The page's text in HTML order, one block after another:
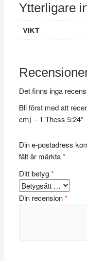
Ytterligare
VIKT
Det finns inga
Bli först med att
cm) – 1 Thess 5:24”
Din e-postadress
fält är märkta*
Ditt betyg*
Din recension*